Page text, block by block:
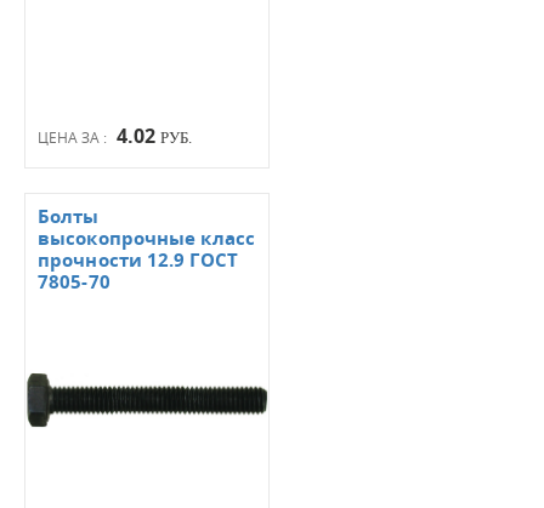
ЦЕНА ЗА : 4.02 РУБ.
Болты
высокопрочные класс
прочности 12.9 ГОСТ
7805-70